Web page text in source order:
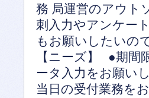
務 局運営のアウト
刺入力やアンケー
もお願いしたいの
【ニーズ】 ●期間
ータ入力をお願い
当日の受付業務を